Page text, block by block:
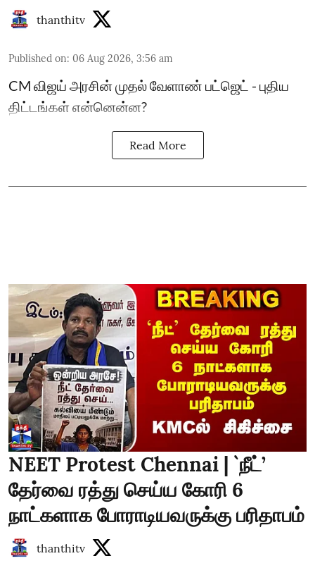
thanthitv
Published on: 06 Aug 2026, 3:56 am
CM விஜய் அரசின் முதல் வேளாண் பட்ஜெட் - புதிய
திட்டங்கள் என்னென்ன?
Read More
NEET Protest Chennai | `நீட்’
தேர்வை ரத்து செய்ய கோரி 6
நாட்களாக போராடியவருக்கு பரிதாபம்
thanthitv